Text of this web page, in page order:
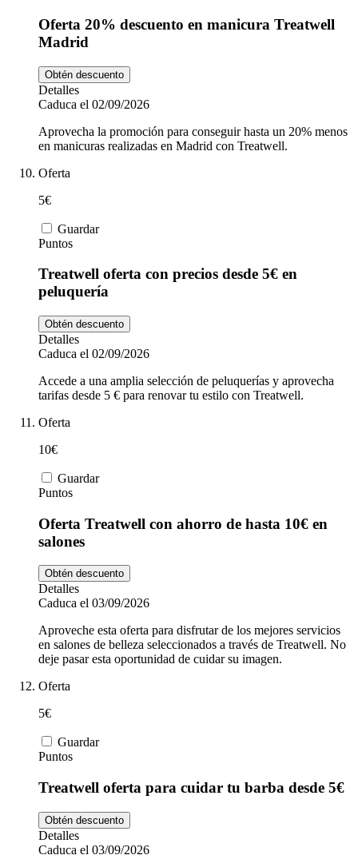
Oferta 20% descuento en manicura Treatwell
Madrid
Obtén descuento
Detalles
Caduca el 02/09/2026
Aprovecha la promoción para conseguir hasta un 20% menos
en manicuras realizadas en Madrid con Treatwell.
Oferta
5€
Guardar
Puntos
Treatwell oferta con precios desde 5€ en
peluquería
Obtén descuento
Detalles
Caduca el 02/09/2026
Accede a una amplia selección de peluquerías y aprovecha
tarifas desde 5 € para renovar tu estilo con Treatwell.
Oferta
10€
Guardar
Puntos
Oferta Treatwell con ahorro de hasta 10€ en
salones
Obtén descuento
Detalles
Caduca el 03/09/2026
Aproveche esta oferta para disfrutar de los mejores servicios
en salones de belleza seleccionados a través de Treatwell. No
deje pasar esta oportunidad de cuidar su imagen.
Oferta
5€
Guardar
Puntos
Treatwell oferta para cuidar tu barba desde 5€
Obtén descuento
Detalles
Caduca el 03/09/2026